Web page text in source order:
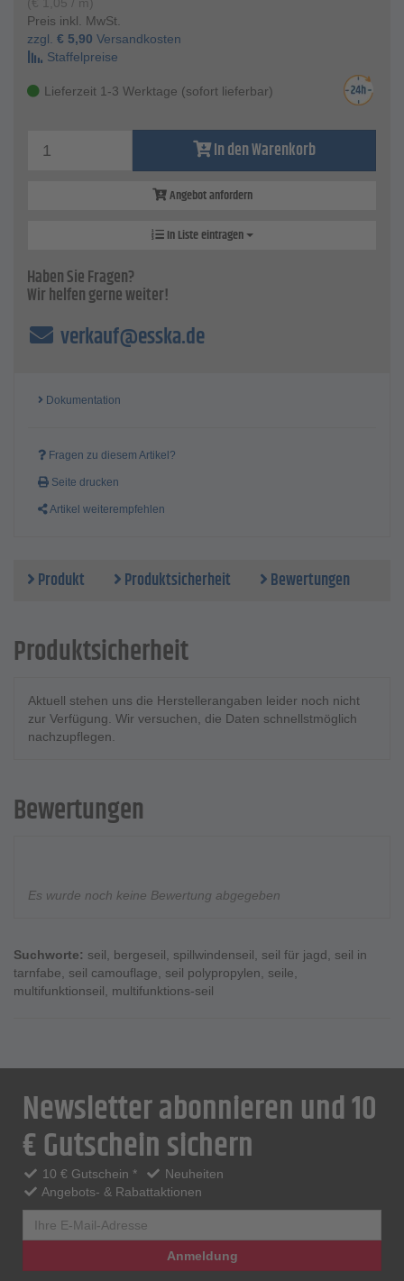
(€ 1,05 / m)
Preis inkl. MwSt.
zzgl. € 5,90 Versandkosten
Staffelpreise
Lieferzeit 1-3 Werktage (sofort lieferbar)
In den Warenkorb
Angebot anfordern
In Liste eintragen
Haben Sie Fragen?
Wir helfen gerne weiter!
verkauf@esska.de
Dokumentation
Fragen zu diesem Artikel?
Seite drucken
Artikel weiterempfehlen
Produkt Produktsicherheit Bewertungen
Produktsicherheit
Aktuell stehen uns die Herstellerangaben leider noch nicht
zur Verfügung. Wir versuchen, die Daten schnellstmöglich
nachzupflegen.
Bewertungen
Es wurde noch keine Bewertung abgegeben
Suchworte: seil, bergeseil, spillwindenseil, seil für jagd, seil in
tarnfabe, seil camouflage, seil polypropylen, seile,
multifunktionseil, multifunktions-seil
Newsletter abonnieren und 10
€ Gutschein sichern
10 € Gutschein *
Neuheiten
Angebots- & Rabattaktionen
Anmeldung